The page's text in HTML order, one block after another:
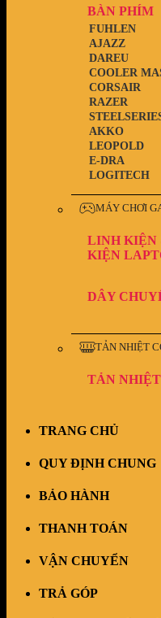
BÀN PHÍM
LOGITECH
E-DRA
LEOPOLD
AKKO
RAZER
CORSAIR
COOLER
DAREU
AJAZZ
FUHLEN
MÁY CHƠI
LINH KIỆN
KIỆN
DÂY
TẢN NHIỆT
TẢN
TRANG CHỦ
QUY ĐỊNH CHUNG
BẢO HÀNH
THANH TOÁN
VẬN CHUYỂN
TRẢ GÓP